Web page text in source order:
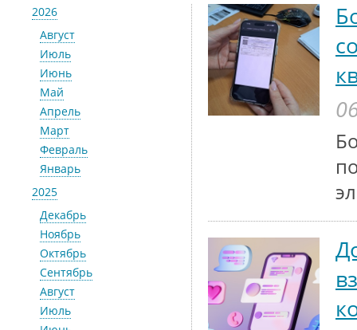
2026
Август
Июль
Июнь
Май
Апрель
Март
Февраль
Январь
2025
Декабрь
Ноябрь
Октябрь
Сентябрь
Август
Июль